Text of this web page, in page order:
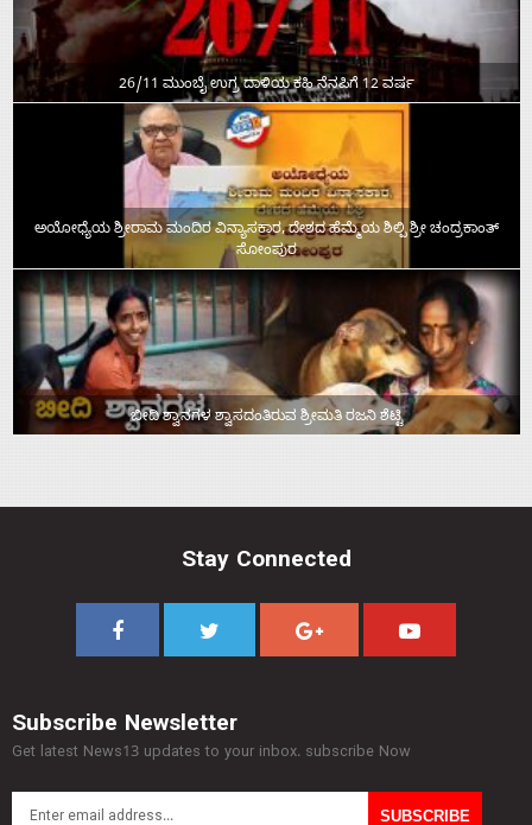
26/11 ಮುಂಬೈ ಉಗ್ರ ದಾಳಿಯ ಕಹಿ ನೆನಪಿಗೆ 12 ವರ್ಷ
ಅಯೋಧ್ಯೆಯ ಶ್ರೀರಾಮ ಮಂದಿರ ವಿನ್ಯಾಸಕಾರ, ದೇಶದ ಹೆಮ್ಮೆಯ ಶಿಲ್ಪಿ ಶ್ರೀ ಚಂದ್ರಕಾಂತ್‌
ಸೋಂಪುರ
ಬೀದಿ ಶ್ವಾನಗಳ ಶ್ವಾಸದಂತಿರುವ ಶ್ರೀಮತಿ ರಜನಿ ಶೆಟ್ಟಿ
Stay Connected
Subscribe Newsletter
Get latest News13 updates to your inbox. subscribe Now